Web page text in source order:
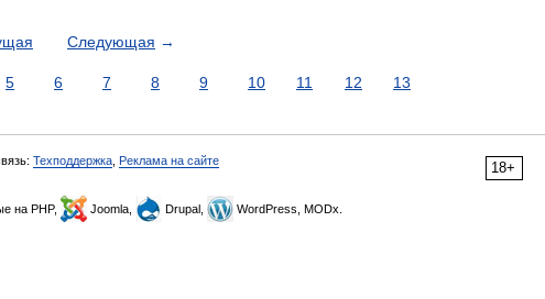
Следующая →
5 6 7 8 9 10 11 12 13
18+
Техподдержка Реклама на сайте
на PHP, Joomla, Drupal, WordPress, MODx.